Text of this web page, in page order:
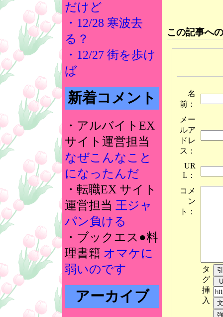
だけど
・12/28 寒波去
る？
・12/27 街を歩け
ば
新着コメント
・アルバイトEX
サイト運営担当
なぜこんなこと
になったんだ
・転職EX サイト
運営担当 王ジャ
パン負ける
・ブックエス●料
理書籍 オマケに
弱いのです
アーカイブ
この記事へ
名
前：
メー
ルア
ドレ
ス：
UR
L：
コメ
ン
ト：
タ
グ
挿
入